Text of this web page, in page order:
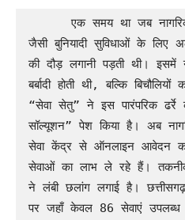
      एक समय था जब नागरिकों को प्रमाण-पत्र बनवाने
जैसी बुनियादी सुविधाओं के लिए
की दौड़ लगानी पड़ती थी।
बर्बादी होती थी, बल्कि
“सेवा सेतु” ने इस पारंपरिक
सॉल्यूशन” पेश किया है। अब
सेवा केंद्र से ऑनलाइन आवेदन कर
सेवाओं का लाभ ले रहे हैं।
ने लंबी छलांग लगाई है।
पर जहाँ केवल 86 सेवाएं